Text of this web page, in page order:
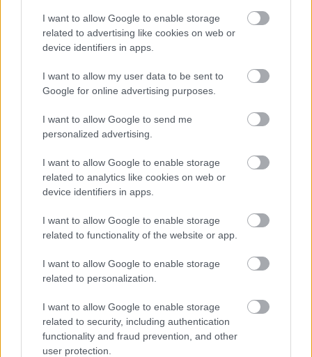
I want to allow Google to enable storage
related to advertising like cookies on web or
device identifiers in apps.
I want to allow my user data to be sent to
Google for online advertising purposes.
I want to allow Google to send me
personalized advertising.
I want to allow Google to enable storage
related to analytics like cookies on web or
device identifiers in apps.
I want to allow Google to enable storage
related to functionality of the website or app.
I want to allow Google to enable storage
related to personalization.
I want to allow Google to enable storage
related to security, including authentication
functionality and fraud prevention, and other
user protection.
Mi lett Alain Delon vagyonával? Adóhatósági
csavar a sztoriban
HÍREK 2026. júl. 19.
FRISS HÍREK
Magyar Péter: már 2022-ben tudták, hogy
az energiarendszer a végnapjait éli
HÍREK 3 órája